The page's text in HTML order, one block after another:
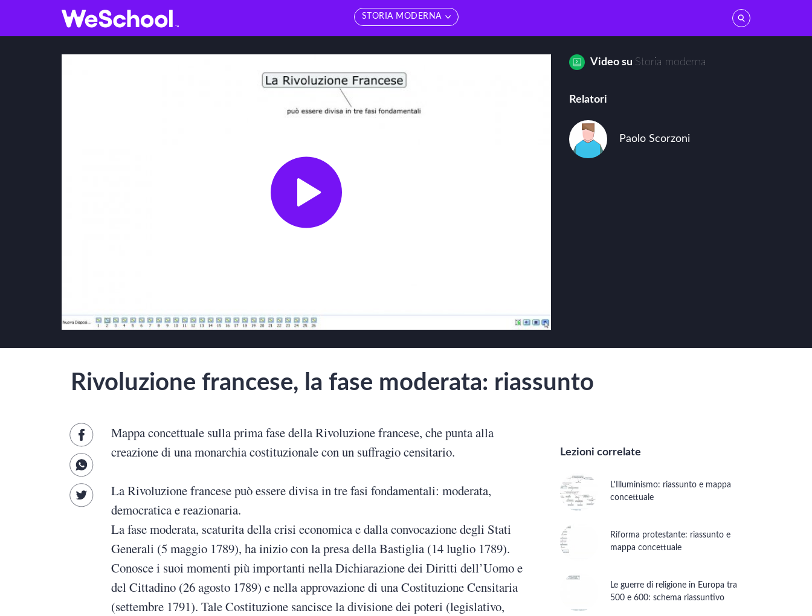
STORIA MODERNA
Lingue
Psicologia e psicoanalisi
Storia antica
Storia medievale
Storia contemporanea
Aa GLOSSARIO
Video su Storia moderna
Relatori
Paolo Scorzoni
Rivoluzione francese, la fase moderata: riassunto
Mappa concettuale sulla prima fase della Rivoluzione francese, che punta alla
creazione di una monarchia costituzionale con un suffragio censitario.
La Rivoluzione francese può essere divisa in tre fasi fondamentali: moderata,
democratica e reazionaria.
La fase moderata, scaturita della crisi economica e dalla convocazione degli Stati
Generali (5 maggio 1789), ha inizio con la presa della Bastiglia (14 luglio 1789).
Conosce i suoi momenti più importanti nella Dichiarazione dei Diritti dell’Uomo e
del Cittadino (26 agosto 1789) e nella approvazione di una Costituzione Censitaria
(settembre 1791). Tale Costituzione sancisce la divisione dei poteri (legislativo,
Lezioni correlate
L'Illuminismo: riassunto e mappa
concettuale
Riforma protestante: riassunto e
mappa concettuale
Le guerre di religione in Europa tra
500 e 600: schema riassuntivo